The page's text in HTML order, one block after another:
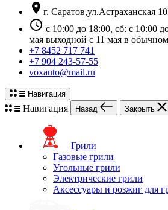
location_on г. Саратов,ул.Астраханская
schedule с 10:00 до 18:00, сб: с 10:00
мая выходной с 11 мая в
+7 8452 717 741
+7 904 243-57-55
voxauto@mail.ru
Навигация
Навигация Назад Закрыть
Грили
Газовые грили
Угольные грили
Электрические грили
Аксессуары и розжиг для